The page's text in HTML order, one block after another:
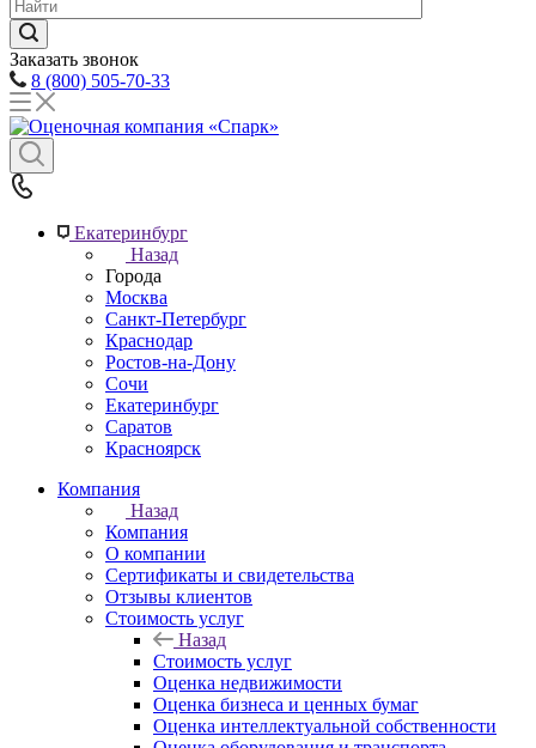
Заказать звонок
8 (800) 505-70-33
Екатеринбург
Назад
Города
Москва
Санкт-Петербург
Краснодар
Ростов-на-Дону
Сочи
Екатеринбург
Саратов
Красноярск
Компания
Назад
Компания
О компании
Сертификаты и свидетельства
Отзывы клиентов
Стоимость услуг
Назад
Стоимость услуг
Оценка недвижимости
Оценка бизнеса и ценных бумаг
Оценка интеллектуальной собственности